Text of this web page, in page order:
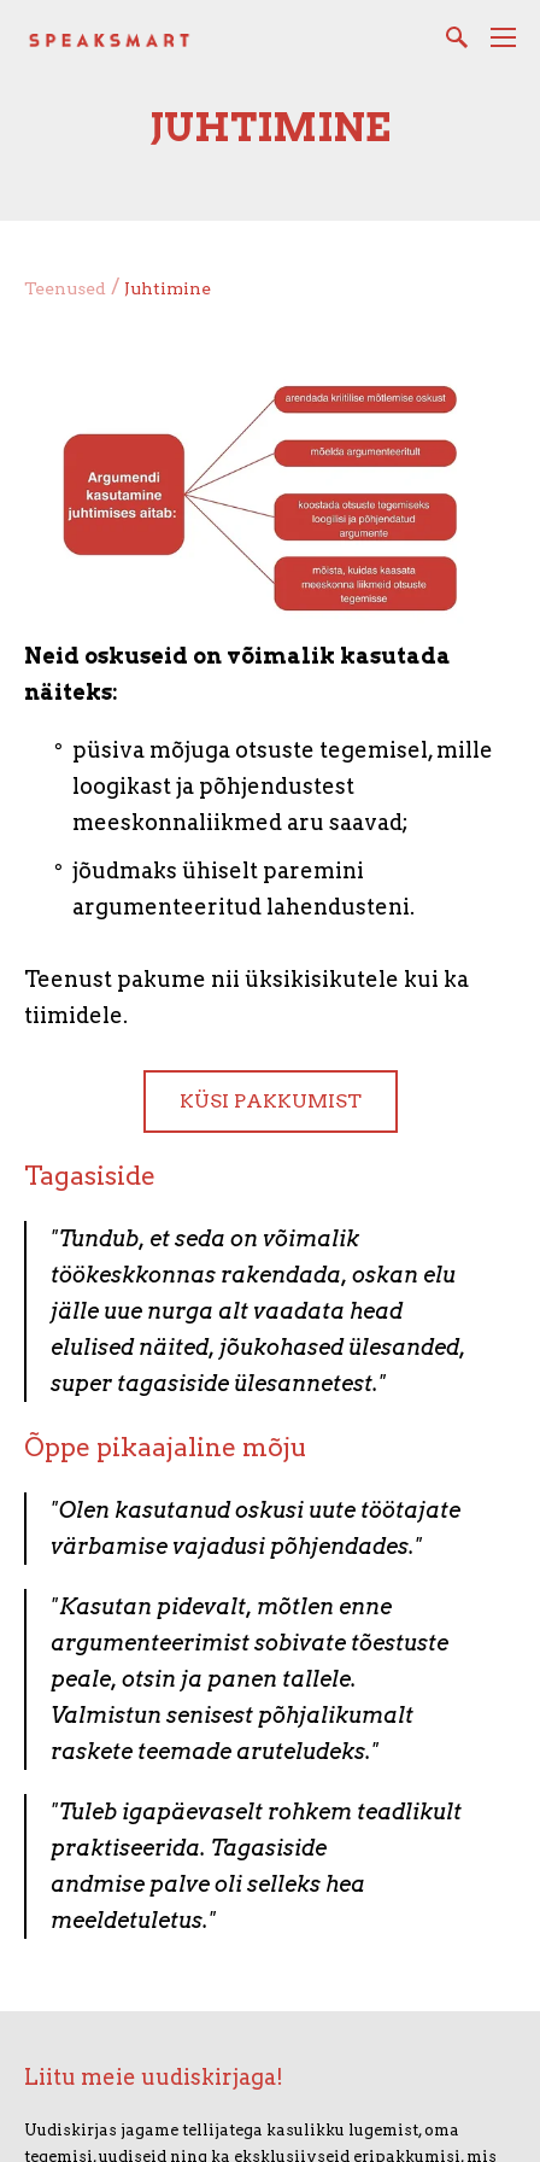
JUHTIMINE
Teenused / Juhtimine
Neid oskuseid on võimalik kasutada
näiteks:
püsiva mõjuga otsuste tegemisel, mille
loogikast ja põhjendustest
meeskonnaliikmed aru saavad;
jõudmaks ühiselt paremini
argumenteeritud lahendusteni.
Teenust pakume nii üksikisikutele kui ka
tiimidele.
KÜSI PAKKUMIST
Tagasiside
"Tundub, et seda on võimalik
töökeskkonnas rakendada, oskan elu
jälle uue nurga alt vaadata head
elulised näited, jõukohased ülesanded,
super tagasiside ülesannetest."
Õppe pikaajaline mõju
"Olen kasutanud oskusi uute töötajate
värbamise vajadusi põhjendades."
"Kasutan pidevalt, mõtlen enne
argumenteerimist sobivate tõestuste
peale, otsin ja panen tallele.
Valmistun senisest põhjalikumalt
raskete teemade aruteludeks."
"Tuleb igapäevaselt rohkem teadlikult
praktiseerida. Tagasiside
andmise palve oli selleks hea
meeldetuletus."
Liitu meie uudiskirjaga!
Uudiskirjas jagame tellijatega kasulikku lugemist, oma
tegemisi, uudiseid ning ka eksklusiivseid eripakkumisi, mis